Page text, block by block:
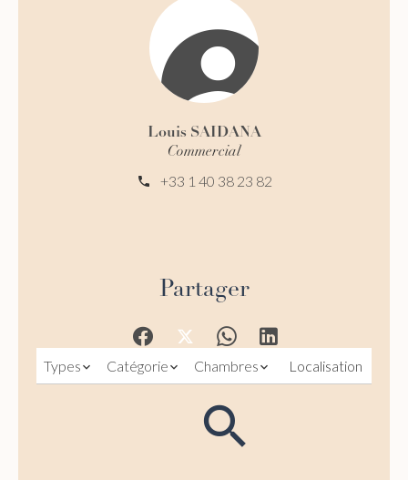
Louis SAIDANA
Commercial
+33 1 40 38 23 82
Partager
Types Catégorie Chambres Localisation